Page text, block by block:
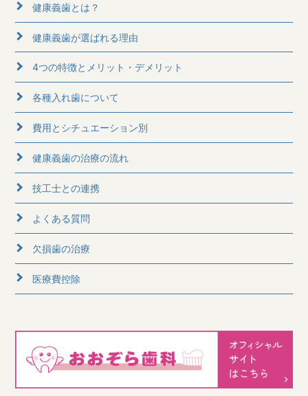
健康義歯とは？
健康義歯が選ばれる理由
4つの特徴とメリット・デメリット
各種入れ歯について
費用とシチュエーション別
健康義歯の治療の流れ
技工士との連携
よくある質問
欠損歯の治療
医療費控除